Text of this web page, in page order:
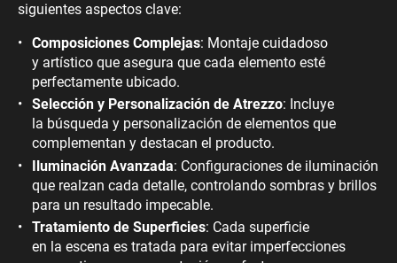
siguientes aspectos clave:
Composiciones Complejas: Montaje cuidadoso
y artístico que asegura que cada elemento esté
perfectamente ubicado.
Selección y Personalización de Atrezzo: Incluye
la búsqueda y personalización de elementos que
complementan y destacan el producto.
Iluminación Avanzada: Configuraciones de iluminación
que realzan cada detalle, controlando sombras y brillos
para un resultado impecable.
Tratamiento de Superficies: Cada superficie
en la escena es tratada para evitar imperfecciones